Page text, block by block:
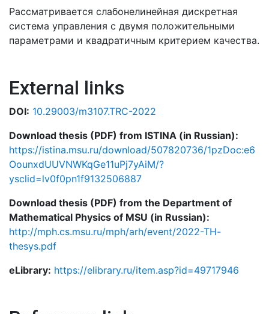
Рассматривается слабонелинейная дискретная
система управления с двумя положительными
параметрами и квадратичным критерием качества.
External links
DOI: 10.29003/m3107.TRC-2022
Download thesis (PDF) from ISTINA (in Russian):
https://istina.msu.ru/download/507820736/1pzDoc:e6
OounxdUUVNWKqGe11uPj7yAiM/?
ysclid=lv0f0pn1f9132506887
Download thesis (PDF) from the Department of
Mathematical Physics of MSU (in Russian):
http://mph.cs.msu.ru/mph/arh/event/2022-TH-
thesys.pdf
eLibrary: https://elibrary.ru/item.asp?id=49717946